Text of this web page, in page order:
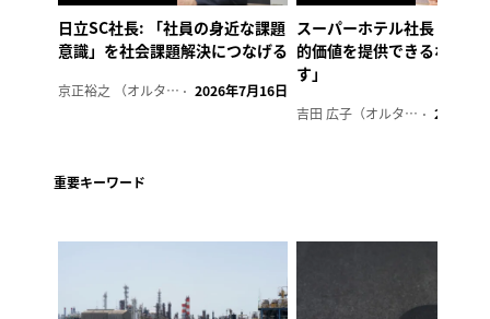
日立SC社長: 「社員の身近な課題
意識」を社会課題解決につなげる
京正裕之 （オルタナ副編集長） 2026年7月16日
スーパーホテル社長「地域
的価値を提供できるホテル
す」
吉田 広子（オルタナ輪番編集長） 2026年6
重要キーワード